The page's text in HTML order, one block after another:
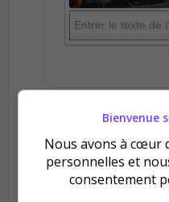
Pourquoi
Crazy
x2 ?
Bienvenue
Nous avons à cœur
personnelles et
consentement